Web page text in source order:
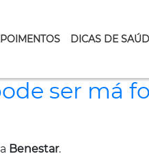
DICAS DE
ser má
Benestar.